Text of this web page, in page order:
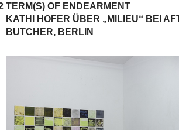
TERM(S) OF ENDEARMENT
KATHI HOFER ÜBER „MILIEU“ BEI
BUTCHER, BERLIN